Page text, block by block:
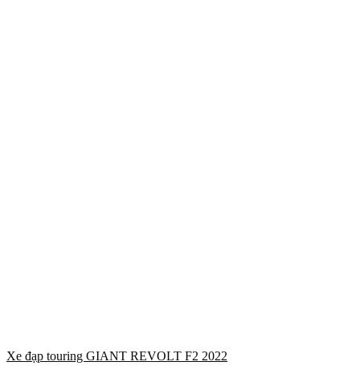
Xe đạp touring GIANT REVOLT F2 2022